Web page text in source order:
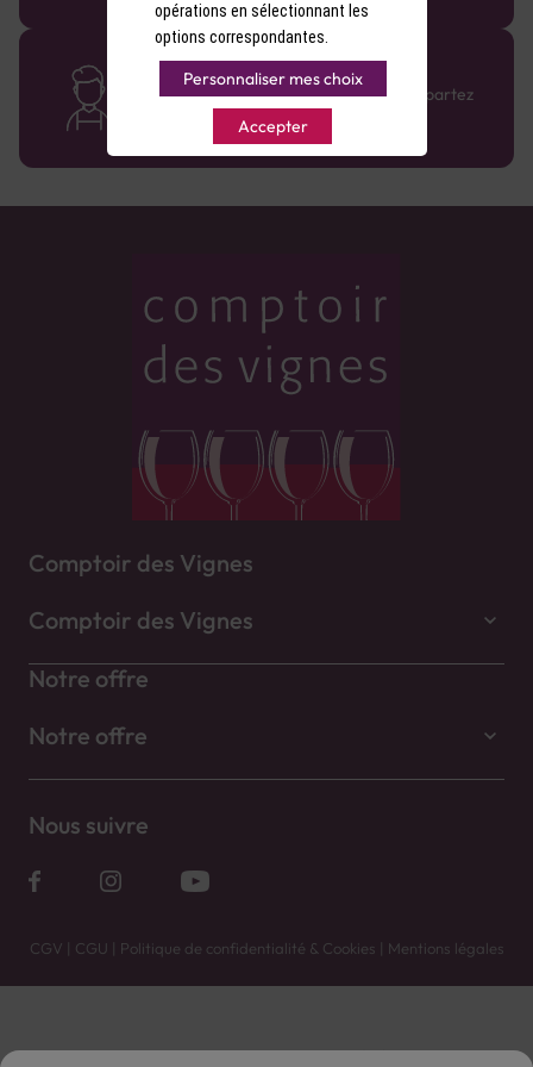
Des cavistes à votre écoute
Bénéficiez de conseils sur-mesure et repartez
avec le sourire :)
Comptoir des Vignes
Comptoir des Vignes
Notre offre
Notre offre
Nous suivre
CGV | CGU | Politique de confidentialité & Cookies | Mentions légales
Vente uniquement en caves. Contactez votre caviste pour plus de renseignements.
opérations en sélectionnant les
options correspondantes.
Personnaliser mes choix
Accepter